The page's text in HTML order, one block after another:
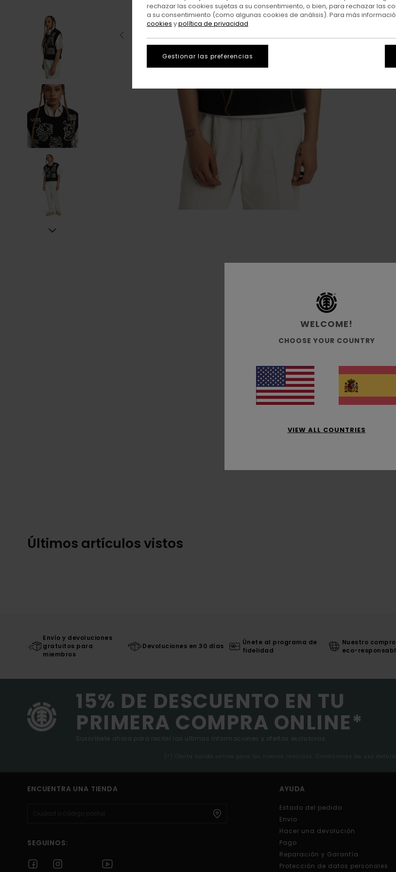
Últimos artículos vistos
Envío y devoluciones
gratuitos para
miembros
Devoluciones en 30 días
Únete al programa de
fidelidad
Nuestro
eco-
15% DE DESCUENTO EN TU
PRIMERA COMPRA ONLINE*
Suscríbete ahora para recibir las ultimas informaciones y ofertas exclusivas.
(*) Oferta valida online para los nuevos inscritos. Condiciones de uso
ENCUENTRA UNA TIENDA
SEGUINOS:
AYUDA
Estado del pedido
Envio
Hacer una devolución
Pago
Reparación y Garantía
Protección de datos personales
WELCOME!
CHOOSE YOUR COUNTRY
VIEW ALL COUNTRIES
rechazar las cookies sujetas a su consentimiento, o bien, para rechazar las
a su consentimiento (como algunas cookies de análisis). Para más
cookies ypolítica de privacidad
Gestionar las preferencias